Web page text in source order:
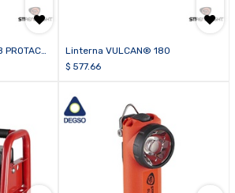
Linterna VULCAN® 180
$ 577.66